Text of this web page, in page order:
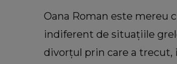
Oana Roman este mereu
indiferent de situațiile
divorțul prin care a trecut,